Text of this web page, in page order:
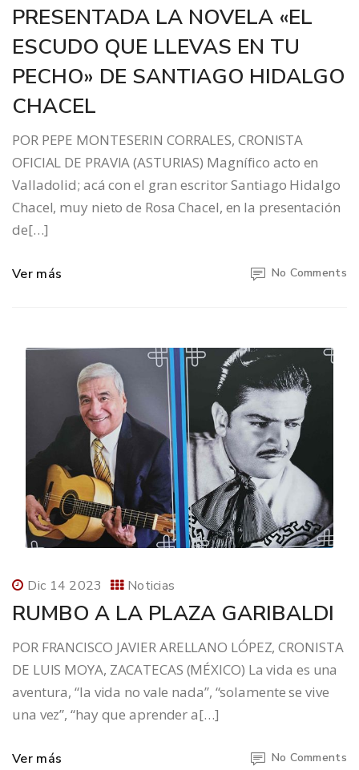
PRESENTADA LA NOVELA «EL
ESCUDO QUE LLEVAS EN TU
PECHO» DE SANTIAGO HIDALGO
CHACEL
POR PEPE MONTESERIN CORRALES, CRONISTA
OFICIAL DE PRAVIA (ASTURIAS) Magnífico acto en
Valladolid; acá con el gran escritor Santiago Hidalgo
Chacel, muy nieto de Rosa Chacel, en la presentación
de[…]
Ver más No Comments
Dic 14 2023 Noticias
RUMBO A LA PLAZA GARIBALDI
POR FRANCISCO JAVIER ARELLANO LÓPEZ, CRONISTA
DE LUIS MOYA, ZACATECAS (MÉXICO) La vida es una
aventura, “la vida no vale nada”, “solamente se vive
una vez”, “hay que aprender a[…]
Ver más No Comments